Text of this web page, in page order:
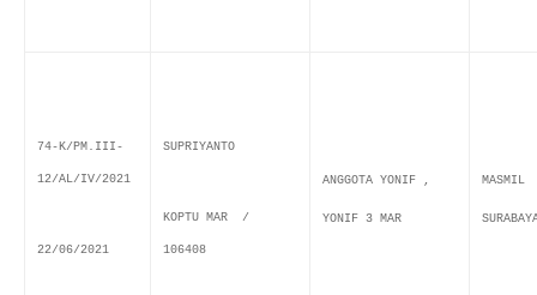
74-K/PM.III-
12/AL/IV/2021
22/06/2021
SUPRIYANTO
KOPTU MAR /
106408
ANGGOTA YONIF ,
YONIF 3 MAR
MASMIL